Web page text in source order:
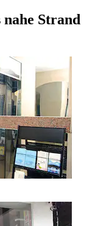
Strand